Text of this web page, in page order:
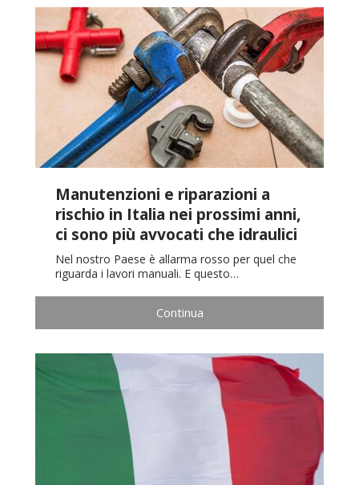
Manutenzioni e riparazioni a
rischio in Italia nei prossimi anni,
ci sono più avvocati che idraulici
Nel nostro Paese è allarma rosso per quel che
riguarda i lavori manuali. E questo…
Continua